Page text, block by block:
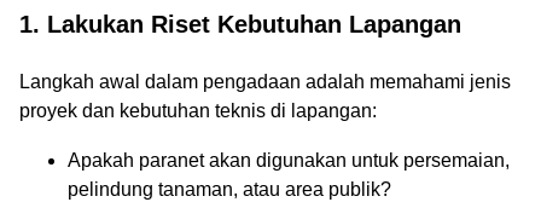
1. Lakukan Riset Kebutuhan Lapangan
Langkah awal dalam pengadaan adalah memahami jenis
proyek dan kebutuhan teknis di lapangan:
Apakah paranet akan digunakan untuk persemaian,
pelindung tanaman, atau area publik?